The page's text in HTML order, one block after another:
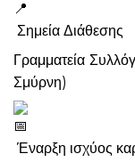
Σημεία Διάθεσης
Γραμματεία
Σμύρνη)
Έναρξη ισχύος